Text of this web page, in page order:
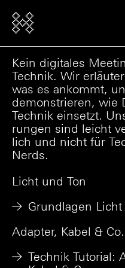
Einführung
Tutorials
Grundlagen
Videokonferenzen
Kollaboration
Technik
Co-Hosting
Kein digitales
Technik. Wir
was es ankommt,
demons­trie­ren, wie
Tech­nik ein­setzt.
run­gen sind leicht
lich und nicht für
Nerds.
Licht und Ton
Grundlagen Licht
Adapter, Kabel & Co.
Technik Tutorial: